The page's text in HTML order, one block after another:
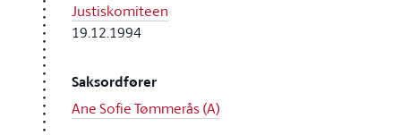
Justiskomiteen
19.12.1994
Saksordfører
Ane Sofie Tømmerås (A)